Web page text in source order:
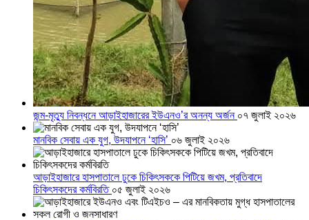
জন্ম-মৃত্যু নিবন্ধনে আড়াইহাজারের ইউএনও’র অনন্য অর্জন ০৭ জুলাই ২০২৬
মানবিক সেবায় এক যুগ, উদযাপনে ‘হাসি’ ০৬ জুলাই ২০২৬
আড়াইহাজারে হাসপাতালে ঢুকে চিকিৎসককে পিটিয়ে জখম, প্রতিবাদে
চিকিৎসকদের কর্মবিরতি ০৫ জুলাই ২০২৬